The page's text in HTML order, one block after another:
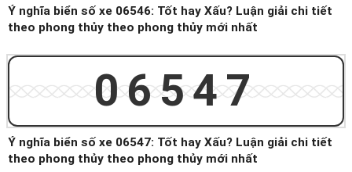
Ý nghĩa biển số xe 06546: Tốt hay Xấu? Luận giải chi tiết
theo phong thủy theo phong thủy mới nhất
06547
Ý nghĩa biển số xe 06547: Tốt hay Xấu? Luận giải chi tiết
theo phong thủy theo phong thủy mới nhất